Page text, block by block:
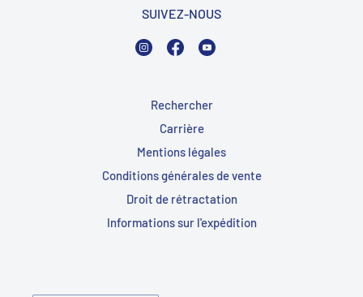
SUIVEZ-NOUS
InstagramFacebook
Rechercher
Carrière
Mentions légales
Conditions générales de vente
Droit de rétractation
Informations sur l'expédition